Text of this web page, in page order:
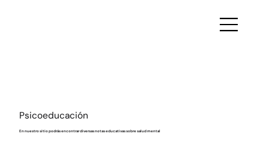
Psicoeducación
En nuestro sitio podrás encontrar diversas notas educativas sobre salud mental